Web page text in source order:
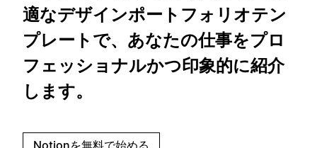
適なデザインポートフォリオテン
プレートで、あなたの仕事をプロ
フェッショナルかつ印象的に紹介
します。
Notionを無料で始める